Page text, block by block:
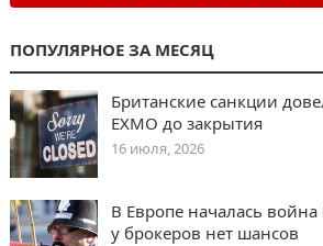
ПОПУЛЯРНОЕ ЗА МЕСЯЦ
Британские санкции
EXMO до закрытия
16 июля, 2026
В Европе началась
у брокеров нет шансов